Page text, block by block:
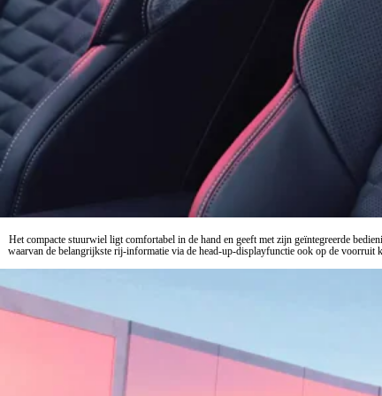
Het compacte stuurwiel ligt comfortabel in de hand en geeft met zijn geïntegreerde
waarvan de belangrijkste rij-informatie via de head-up-displayfunctie ook op de voorruit